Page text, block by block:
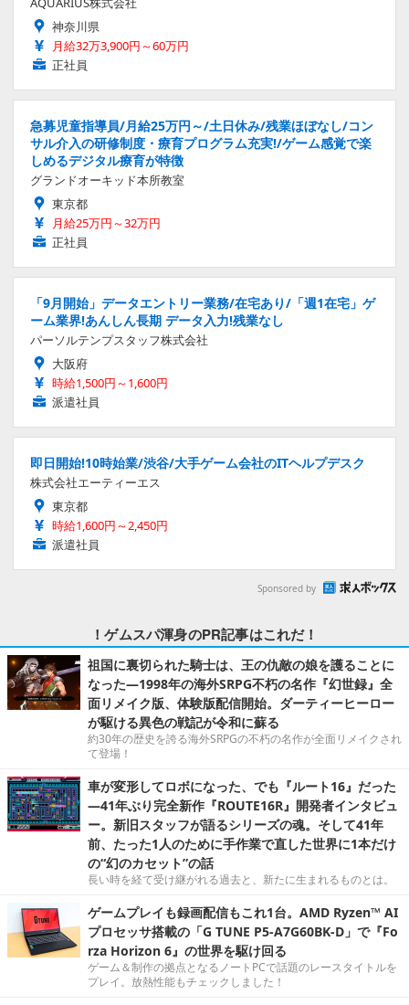
神奈川県
月給32万3,900円～60万円
正社員
急募児童指導員/月給25万円～/土日休み/残業ほぼなし/コン
サル介入の研修制度・療育プログラム充実!/ゲーム感覚で楽
しめるデジタル療育が特徴
グランドオーキッド本所教室
東京都
月給25万円～32万円
正社員
「9月開始」データエントリー業務/在宅あり/「週1在宅」ゲ
ーム業界!あんしん長期 データ入力!残業なし
パーソルテンプスタッフ株式会社
大阪府
時給1,500円～1,600円
派遣社員
即日開始!10時始業/渋谷/大手ゲーム会社のITヘルプデスク
株式会社エーティーエス
東京都
時給1,600円～2,450円
派遣社員
Sponsored by
！ゲムスパ渾身のPR記事はこれだ！
祖国に裏切られた騎士は、王の仇敵の娘を護ることに
なった―1998年の海外SRPG不朽の名作『幻世録』全
面リメイク版、体験版配信開始。ダーティーヒーロー
が駆ける異色の戦記が令和に蘇る
約30年の歴史を誇る海外SRPGの不朽の名作が全面リメイクされ
て登場！
車が変形してロボになった、でも『ルート16』だった
―41年ぶり完全新作『ROUTE16R』開発者インタビュ
ー。新旧スタッフが語るシリーズの魂。そして41年
前、たった1人のために手作業で直した世界に1本だけ
の“幻のカセット”の話
長い時を経て受け継がれる過去と、新たに生まれるものとは。
ゲームプレイも録画配信もこれ1台。AMD Ryzen™ AI
プロセッサ搭載の「G TUNE P5-A7G60BK-D」で『Fo
rza Horizon 6』の世界を駆け回る
ゲーム＆制作の拠点となるノートPCで話題のレースタイトルを
プレイ。放熱性能もチェックしました！